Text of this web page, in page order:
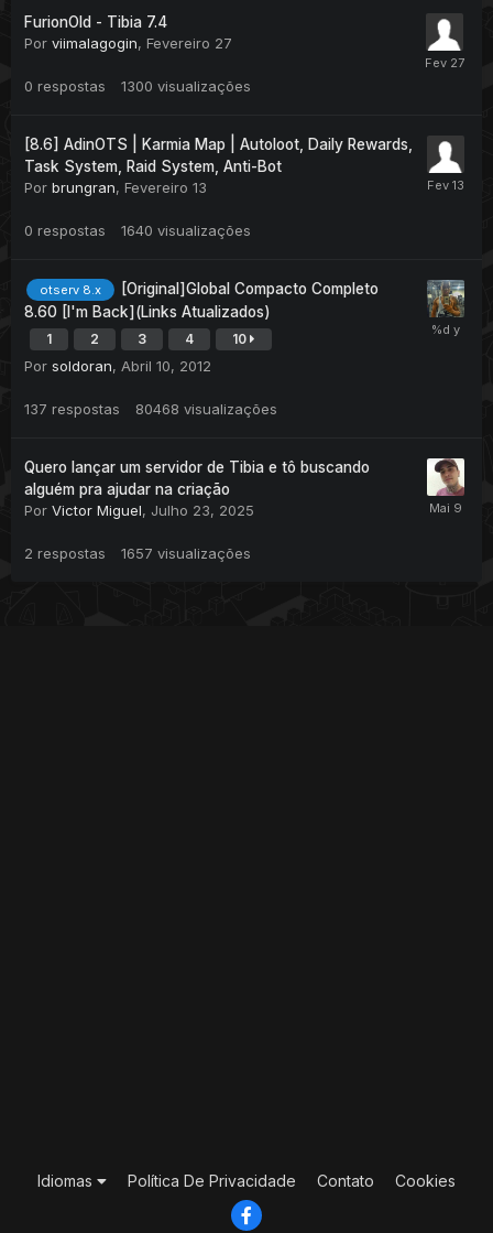
FurionOld - Tibia 7.4
Por viimalagogin, Fevereiro 27
0 respostas 1300 visualizações
[8.6] AdinOTS | Karmia Map | Autoloot, Daily Rewards,
Task System, Raid System, Anti-Bot
Por brungran, Fevereiro 13
0 respostas 1640 visualizações
otserv 8.x
[Original]Global Compacto Completo
8.60 [I'm Back](Links Atualizados)
1 2 3 4 10
Por soldoran, Abril 10, 2012
137 respostas 80468 visualizações
Quero lançar um servidor de Tibia e tô buscando
alguém pra ajudar na criação
Por Victor Miguel, Julho 23, 2025
2 respostas 1657 visualizações
Idiomas Política De Privacidade Contato Cookies